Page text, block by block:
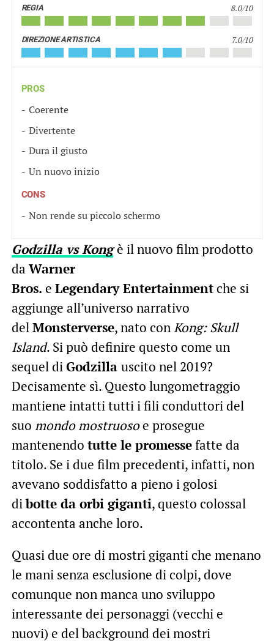
REGIA 8.0/10
DIREZIONE ARTISTICA 7.0/10
PROS
Coerente
Divertente
Dura il giusto
Un nuovo inizio
CONS
Non rende su piccolo schermo
Godzilla vs Kong è il nuovo film prodotto
da Warner
Bros. e LegendaryEntertainmentche si
aggiunge all’universo narrativo
delMonsterverse, nato conKong: Skull
Island. Si può definire questo come un
sequel diGodzilla uscito nel 2019?
Decisamente sì. Questo lungometraggio
mantiene intatti tutti i fili conduttori del
suo mondo mostruosoe prosegue
mantenendo tutte le promessefatte da
titolo. Se i due film precedenti, infatti, non
avevano soddisfatto a pieno i golosi
dibotte da orbi giganti, questo colossal
accontenta anche loro.
Quasi due ore di mostri giganti che menano
le mani senza esclusione di colpi, dove
comunque non manca uno sviluppo
interessante dei personaggi (vecchi e
nuovi) e del background dei mostri